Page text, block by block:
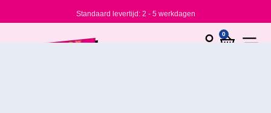
Standaard levertijd: 2 - 5 werkdagen
0